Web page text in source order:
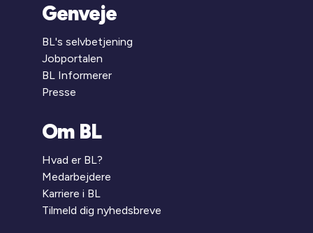
Genveje
BL's selvbetjening
Jobportalen
BL Informerer
Presse
Om BL
Hvad er BL?
Medarbejdere
Karriere i BL
Tilmeld dig nyhedsbreve